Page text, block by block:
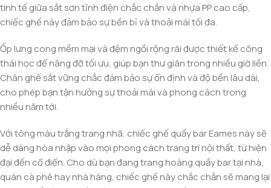
tinh tế giữa sắt sơn tĩnh điện chắc chắn và nhựa PP cao cấp,
chiếc ghế này đảm bảo sự bền bỉ và thoải mái tối đa.
Ốp lưng cong mềm mại và đệm ngồi rộng rãi được thiết kế công
thái học để nâng đỡ tối ưu, giúp bạn thư giãn trong nhiều giờ liền.
Chân ghế sắt vững chắc đảm bảo sự ổn định và độ bền lâu dài,
cho phép bạn tận hưởng sự thoải mái và phong cách trong
nhiều năm tới.
Với tông màu trắng trang nhã, chiếc ghế quầy bar Eames này sẽ
dễ dàng hòa nhập vào mọi phong cách trang trí nội thất, từ hiện
đại đến cổ điển. Cho dù bạn đang trang hoàng quầy bar tại nhà,
quán cà phê hay nhà hàng, chiếc ghế này chắc chắn sẽ mang lại